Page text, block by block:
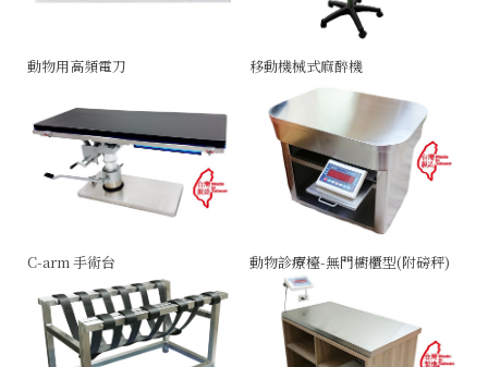
動物用高頻電刀 移動機械式麻醉機
C-arm 手術台 動物診療檯-無門櫥櫃型(附磅秤)